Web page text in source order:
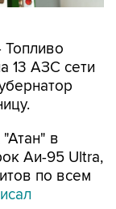
Топливо
13 АЗС сети
в
Аи-95 Ultra,
по всем